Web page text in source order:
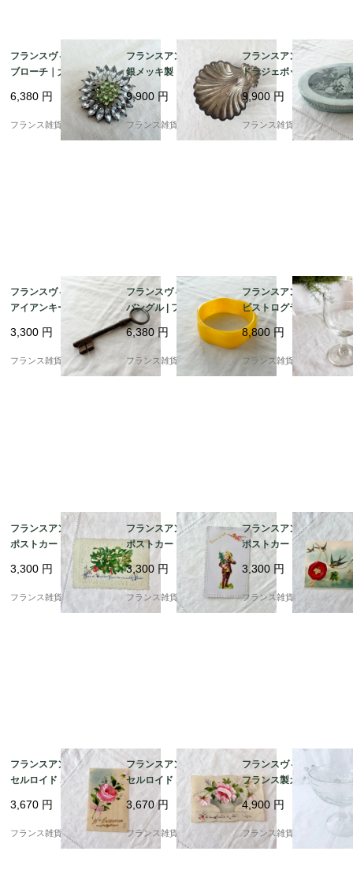
フランスヴィンテージ
ブローチ｜大粒 クリア
ラインストーン 花モチ
ーフ シルバー×グリー
ン フォーマルにも |195
6,380 円
フランス雑貨chouchou
フランスアンティーク
銀メッキ製トレイ | 貝
殻モチーフ シェル型 小
物入れ |1930－60年代
頃
9,900 円
フランス雑貨chouchou
フランスアンティーク
ドラジェボックス | 愛
らしいくすみブルーの
紙箱 |1900年代初頭
9,900円
フランス雑貨chouchou
フランスヴィンテージ
アイアンキー | 鍛鉄の
パリの蚤の市 | 1900年
代中頃
3,300 円
フランス雑貨chouchou
フランスヴィンテージ
バングル | フレンチ イ
エローカラー 太バング
ル｜レトロ樹脂 |1960s
6,380円
フランス雑貨chouchou
フランスアンティーク
ビストログラス | 19世
紀フランスの温もり |
宙吹き（手吹き）ガラ
ス 1
8,800 円
フランス雑貨chouchou
フランスアンティーク
ポストカード | エンボ
ス加工 ヤドリギ 幸運の
象徴 | 1900年代初頭
（F004）
3,300 円
フランス雑貨chouchou
フランスアンティーク
ポストカード | ヴィク
トリアン調 花束を持っ
た男の子 未使用 | 1900
年代初頭（F004）
3,300 円
フランス雑貨chouchou
フランスアンティーク
ポストカード | ノスタ
ルジックな風合い ツバ
メと四葉のクローバー |
1900年代初頭（I001）
3,300 円
フランス雑貨chouchou
フランスアンティーク
セルロイド ポストカー
ド | ピンク薔薇のブー
ケ ハンドペイント | 19
10－40年代（G004）
3,670 円
フランス雑貨chouchou
フランスアンティーク
セルロイド ポストカー
ド | 薔薇のブーケ ハン
ドペイント | 1900年代
初期（H002）
3,670円
フランス雑貨chouchou
フランスヴィンテージ
フランス製ガラス皿 |
爽やかなレトロフルー
ツ柄 可憐で涼し気な印
象 | 1900年代中頃
4,900 円
フランス雑貨chouchou